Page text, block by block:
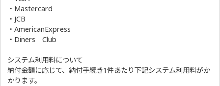
・Mastercard
・JCB
・AmericanExpress
・Diners Club
システム利用料について
納付金額に応じて、納付手続き1件あたり下記システム利用料がか
かります。